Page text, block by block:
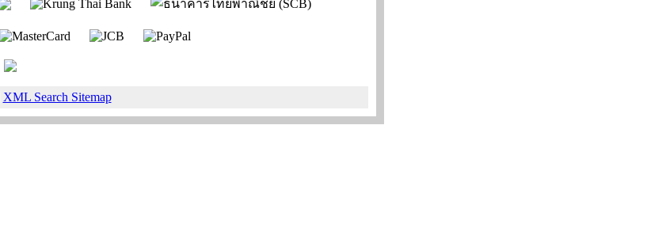
XML Search Sitemap